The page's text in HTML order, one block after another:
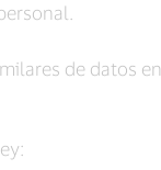
de datos en